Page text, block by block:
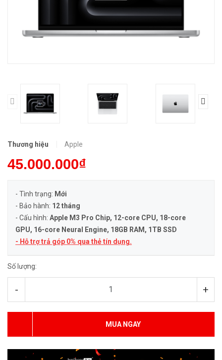
Thương hiệu Apple
45.000.000₫
- Tình trạng: Mới
- Bảo hành: 12 tháng
- Cấu hình: Apple M3 Pro Chip, 12-core CPU, 18-core
GPU, 16-core Neural Engine, 18GB RAM, 1TB SSD
- Hỗ trợ trả góp 0% qua thẻ tín dụng.
Số lượng:
- +
MUA NGAY